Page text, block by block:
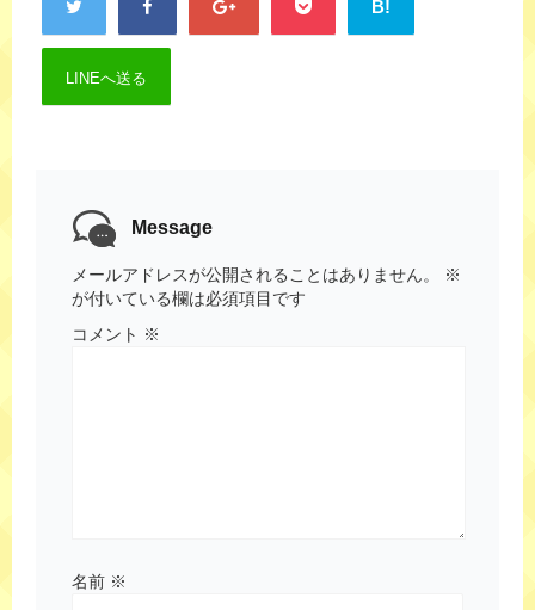
B!
LINEへ送る
Message
メールアドレスが公開されることはありません。
※
が付いている欄は必須項目です
コメント ※
名前 ※